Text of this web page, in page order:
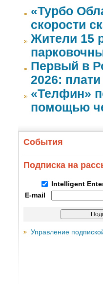
«Турбо
скорости
Жители 15
Первый в
2026:
«Телфин»
помощью
События
Подписка на
Intelligent
E-mail
Управление